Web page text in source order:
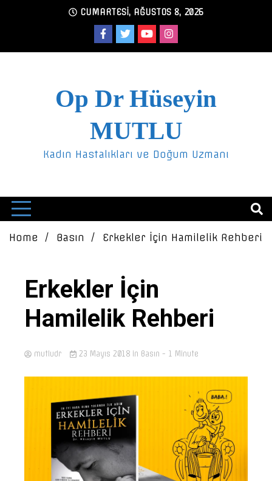
CUMARTESI, AĞUSTOS 8, 2026
Op Dr Hüseyin
MUTLU
Kadın Hastalıkları ve Doğum Uzmanı
Home Basın Erkekler İçin Hamilelik Rehberi
Erkekler İçin
Hamilelik Rehberi
mutludr 23 Mayıs 2018 in Basın - 1 Minute